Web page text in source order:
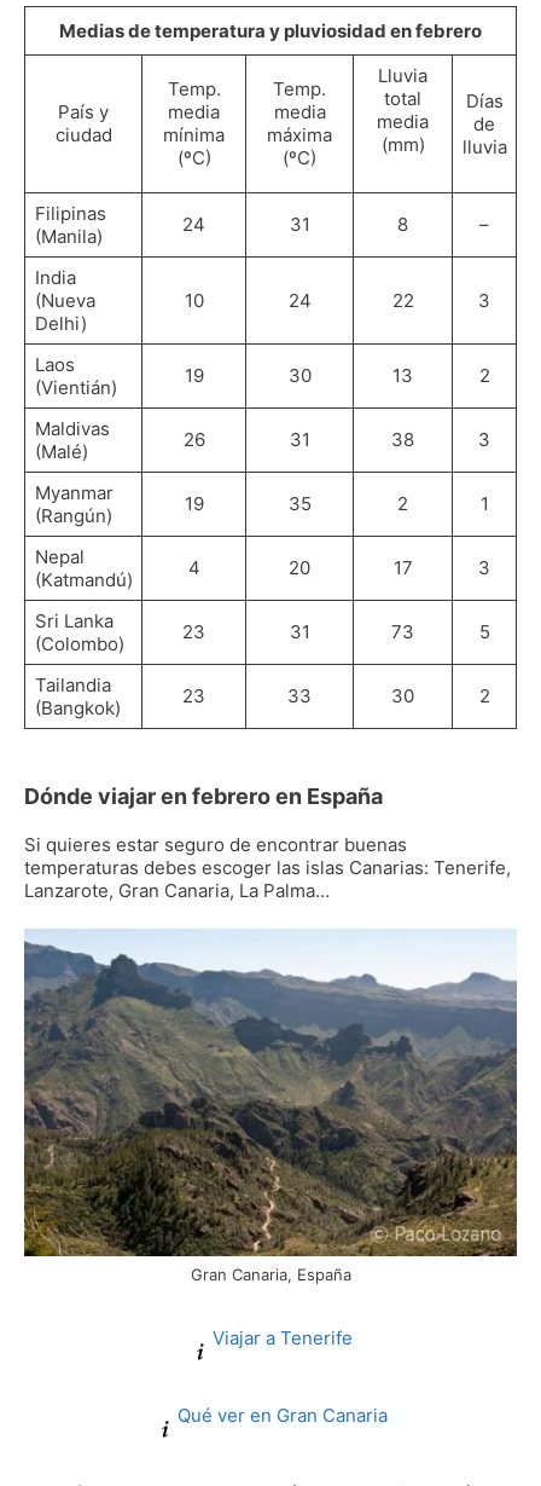
Medias de temperatura y pluviosidad en febrero
País y
ciudad
Temp.
media
mínima
(ºC)
Temp.
media
máxima
(ºC)
Lluvia
total
media
(mm)
Días
de
lluvia
Filipinas
(Manila)
24 31 8 –
India
(Nueva
Delhi)
10 24 22 3
Laos
(Vientián)
19 30 13 2
Maldivas
(Malé)
26 31 38 3
Myanmar
(Rangún)
19 35 2 1
Nepal
(Katmandú)
4 20 17 3
Sri Lanka
(Colombo)
23 31 73 5
Tailandia
(Bangkok)
23 33 30 2
Dónde viajar en febrero en España
Si quieres estar seguro de encontrar buenas
temperaturas debes escoger las islas Canarias: Tenerife,
Lanzarote, Gran Canaria, La Palma…
Gran Canaria, España
Viajar a Tenerife
Qué ver en Gran Canaria